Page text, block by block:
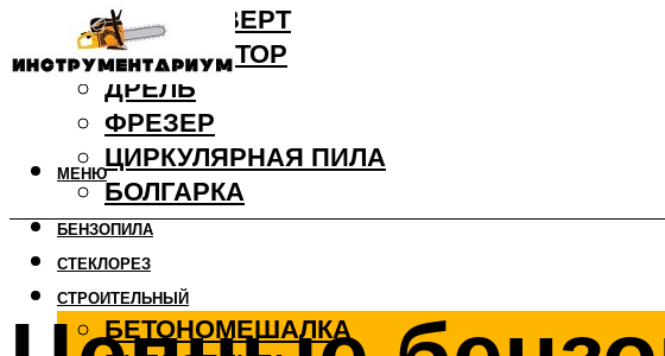
ШУРУПОВЕРТ
ПЕРФОРАТОР
ДРЕЛЬ
ФРЕЗЕР
ЦИРКУЛЯРНАЯ ПИЛА
БОЛГАРКА
БЕНЗОПИЛА
СТЕКЛОРЕЗ
СТРОИТЕЛЬНЫЙ
БЕТОНОМЕШАЛКА
МЕНЮ